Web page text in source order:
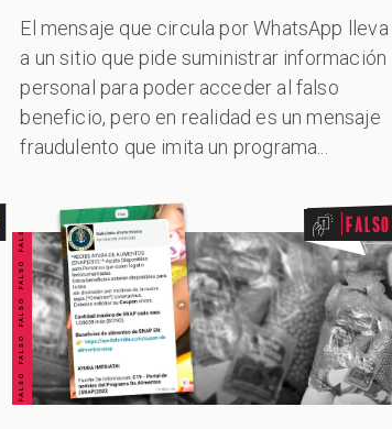
El mensaje que circula por WhatsApp lleva
a un sitio que pide suministrar información
personal para poder acceder al falso
beneficio, pero en realidad es un mensaje
fraudulento que imita un programa...
FALSO FALSO FALSO FALSO FALSO FALSO FALSO Falso